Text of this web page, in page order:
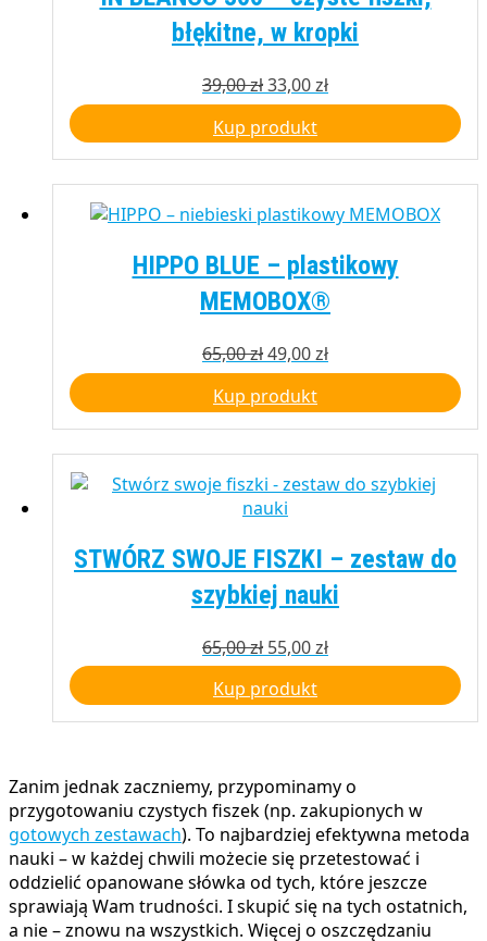
błękitne, w kropki
39,00złPierwotna
cena
wynosiła:
39,00 zł.
33,00złAktualna
cena
33,00 zł.
Kup produkt
HIPPO BLUE – plastikowy
MEMOBOX®
65,00złPierwotna
cena
wynosiła:
65,00 zł.
49,00złAktualna
cena
49,00 zł.
Kup produkt
STWÓRZ SWOJE FISZKI – zestaw do
szybkiej nauki
65,00zł Pierwotna
cena
wynosiła:
65,00 zł.
55,00złAktualna
cena
55,00 zł.
Kup produkt
Zanim jednak zaczniemy, przypominamy o
przygotowaniu czystych fiszek (np. zakupionych w
gotowych zestawach). To najbardziej efektywna metoda
nauki – w każdej chwili możecie się przetestować i
oddzielić opanowane słówka od tych, które jeszcze
sprawiają Wam trudności. I skupić się na tych ostatnich,
a nie – znowu na wszystkich. Więcej o oszczędzaniu